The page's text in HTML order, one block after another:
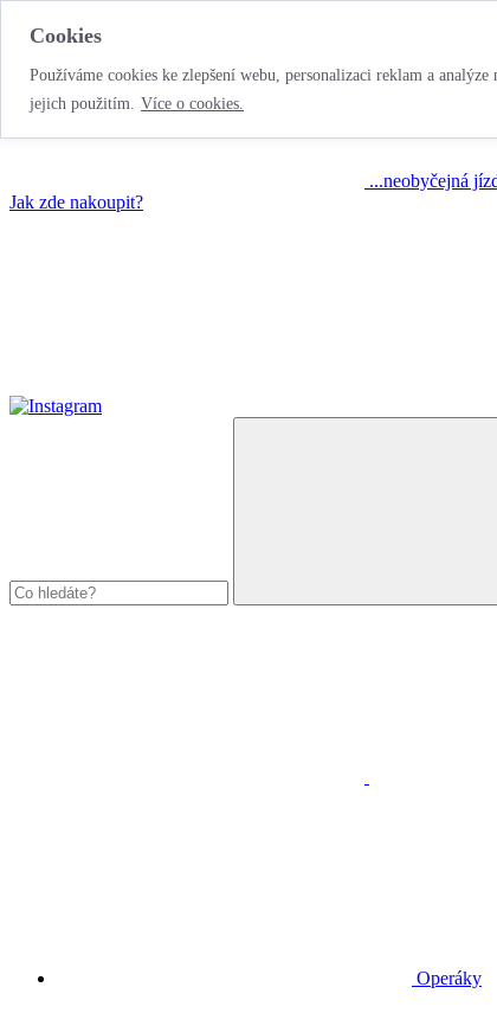
Cookies
Používáme cookies ke zlepšení webu, personalizaci reklam a
jejich použitím. Více o cookies.
...neobyčejná
Jak zde nakoupit?
Operáky